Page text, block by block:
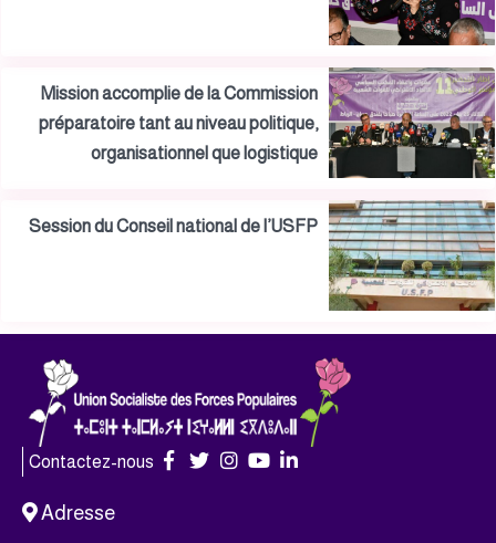
Mission accomplie de la Commission
préparatoire tant au niveau politique,
organisationnel que logistique
Session du Conseil national de l’USFP
Contactez-nous
Adresse